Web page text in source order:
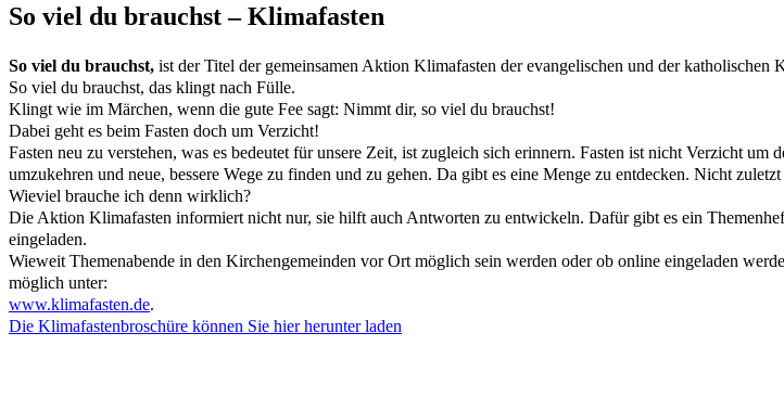
So viel du brauchst – Klimafasten
So viel du brauchst, ist der Titel der gemeinsamen Aktion Klimafasten der evangelischen und der
So viel du brauchst, das klingt nach Fülle.
Klingt wie im Märchen, wenn die gute Fee sagt: Nimmt dir, so viel du brauchst!
Dabei geht es beim Fasten doch um Verzicht!
Fasten neu zu verstehen, was es bedeutet für unsere Zeit, ist zugleich sich erinnern. Fasten ist nicht Verzicht
umzukehren und neue, bessere Wege zu finden und zu gehen. Da gibt es eine Menge zu entdecken. Nicht
Wieviel brauche ich denn wirklich?
Die Aktion Klimafasten informiert nicht nur, sie hilft auch Antworten zu entwickeln. Dafür gibt es ein
eingeladen.
Wieweit Themenabende in den Kirchengemeinden vor Ort möglich sein werden oder ob online eingeladen
möglich unter:
www.klimafasten.de.
Die Klimafastenbroschüre können Sie hier herunter laden